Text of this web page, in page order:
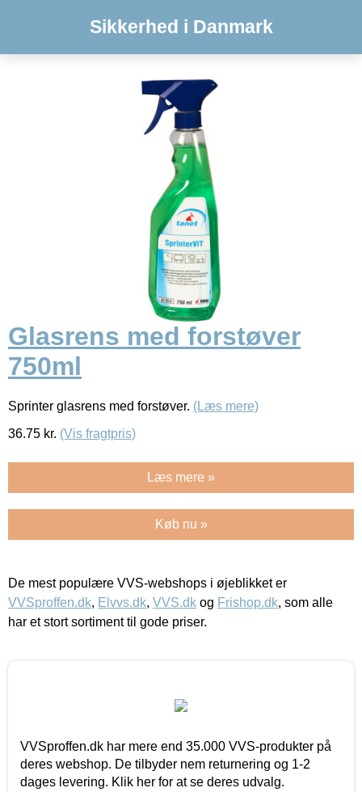
Sikkerhed i Danmark
Glasrens med forstøver
750ml
Sprinter glasrens med forstøver. (Læs mere)
36.75 kr. (Vis fragtpris)
Læs mere »
Køb nu »
De mest populære VVS-webshops i øjeblikket er
VVSproffen.dk, Elvvs.dk, VVS.dk og Frishop.dk, som alle
har et stort sortiment til gode priser.
VVSproffen.dk har mere end 35.000 VVS-produkter på
deres webshop. De tilbyder nem returnering og 1-2
dages levering. Klik her for at se deres udvalg.